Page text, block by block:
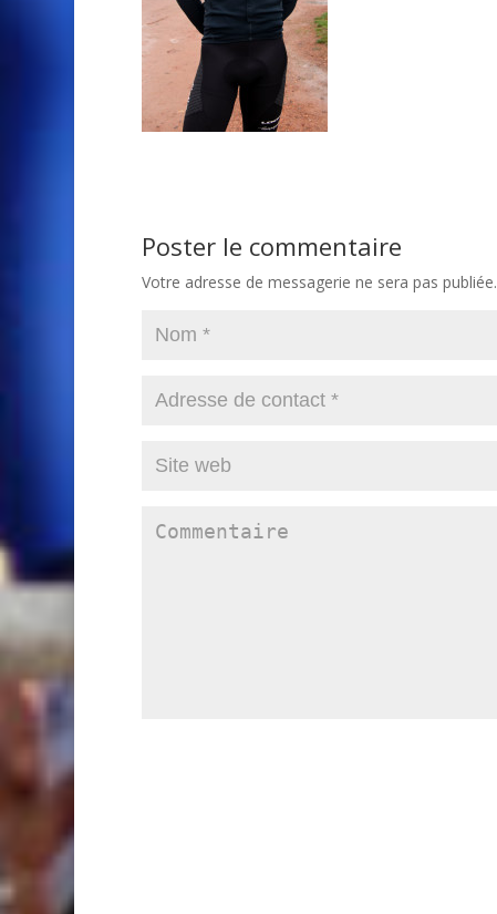
Poster le commentaire
Votre adresse de messagerie ne sera pas publiée.